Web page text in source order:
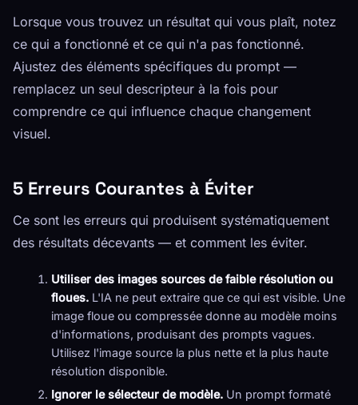
Lorsque vous trouvez un résultat qui vous plaît, notez
ce qui a fonctionné et ce qui n'a pas fonctionné.
Ajustez des éléments spécifiques du prompt —
remplacez un seul descripteur à la fois pour
comprendre ce qui influence chaque changement
visuel.
5 Erreurs Courantes à Éviter
Ce sont les erreurs qui produisent systématiquement
des résultats décevants — et comment les éviter.
Utiliser des images sources de faible résolution ou
floues. L'IA ne peut extraire que ce qui est visible. Une
image floue ou compressée donne au modèle moins
d'informations, produisant des prompts vagues.
Utilisez l'image source la plus nette et la plus haute
résolution disponible.
Ignorer le sélecteur de modèle. Un prompt formaté